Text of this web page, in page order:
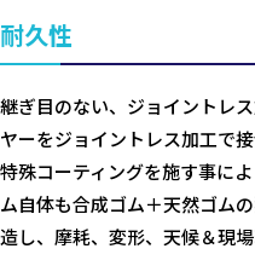
耐久性
継ぎ目のない、ジョイントレ
ヤーをジョイントレス加工で
特殊コーティングを施す事に
ム自体も合成ゴム＋天然ゴム
造し、摩耗、変形、天候＆現